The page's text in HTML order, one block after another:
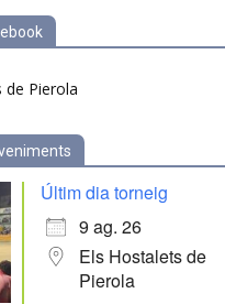
de Pierola
Últim dia torneig
9 ag. 26
Els Hostalets de
Pierola